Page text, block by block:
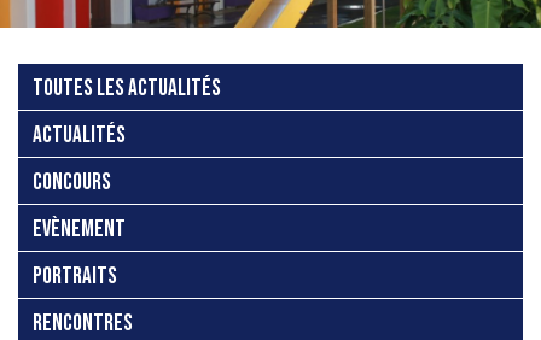
TOUTES LES ACTUALITÉS
ACTUALITÉS
CONCOURS
EVÈNEMENT
PORTRAITS
RENCONTRES